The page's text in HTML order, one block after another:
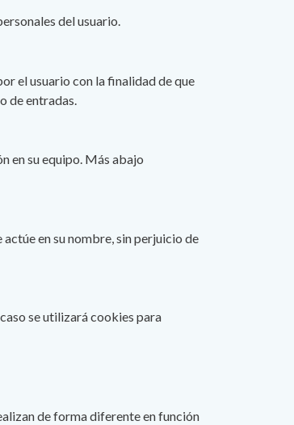
del usuario.
el usuario con la finalidad de que
de entradas.
en su equipo. Más abajo
en su nombre, sin perjuicio de
se utilizará cookies para
de forma diferente en función